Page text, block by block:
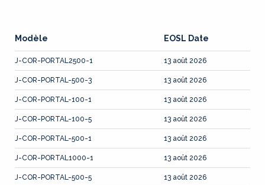
Modèle EOSL Date
J-COR-PORTAL2500-1 13 août 2026
J-COR-PORTAL-500-3 13 août 2026
J-COR-PORTAL-100-1 13 août 2026
J-COR-PORTAL-100-5 13 août 2026
J-COR-PORTAL-500-1 13 août 2026
J-COR-PORTAL1000-1 13 août 2026
J-COR-PORTAL-500-5 13 août 2026